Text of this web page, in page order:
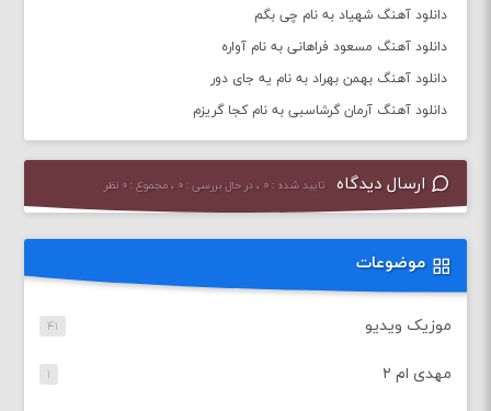
دانلود آهنگ شهیاد به نام چی بگم
دانلود آهنگ مسعود فراهانی به نام آواره
دانلود آهنگ بهمن بهراد به نام یه جای دور
دانلود آهنگ آرمان گرشاسبی به نام کجا گریزم
ارسال دیدگاه تایید شده : ۰ ، در حال بررسی : ۰ ، مجموع : ۰ نظر
موضوعات
موزیک ویدیو ۴۱
مهدی ام ۲ ۱